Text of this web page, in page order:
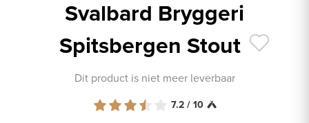
Svalbard Bryggeri
Spitsbergen Stout
Dit product is niet meer leverbaar
7.2 / 10